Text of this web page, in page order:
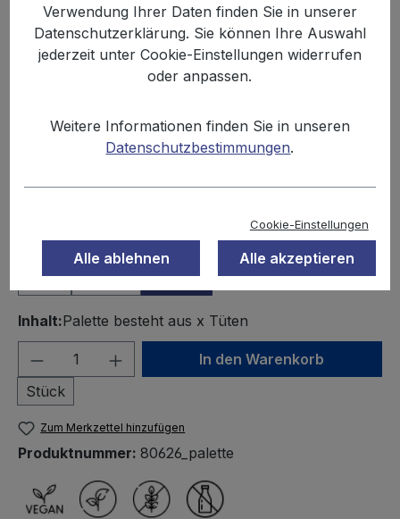
799,00 €
Tüte
Karton Palette
Inhalt:Palette besteht aus x Tüten
Produkt Anzahl: Gib den
Stück
In den Warenkorb
Zum Merkzettel hinzufügen
Produktnummer: 80626_palette
Verwendung Ihrer Daten finden Sie in unserer
Datenschutzerklärung. Sie können Ihre Auswahl
jederzeit unter Cookie-Einstellungen widerrufen
oder anpassen.
Weitere Informationen finden Sie in unseren
Datenschutzbestimmungen.
Cookie-Einstellungen
Alle ablehnen Alle akzeptieren